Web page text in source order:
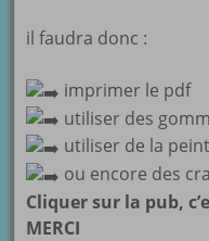
il faudra donc :
imprimer le pdf
utiliser des
utiliser de la
ou encore des
Cliquer sur la pub,
MERCI